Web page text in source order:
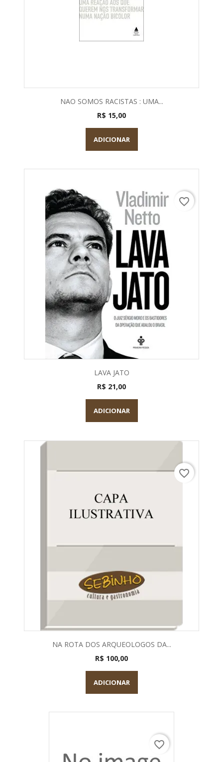
NAO SOMOS RACISTAS : UMA...
R$ 15,00
ADICIONAR
LAVA JATO
R$ 21,00
ADICIONAR
favorite_border
NA ROTA DOS ARQUEOLOGOS DA...
R$ 100,00
ADICIONAR
favorite_border
favorite_border